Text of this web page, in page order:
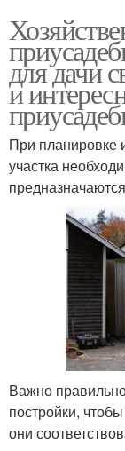
Участок
Строения на
для дачи
и
При планировке
участка
Важно
постройки,
они